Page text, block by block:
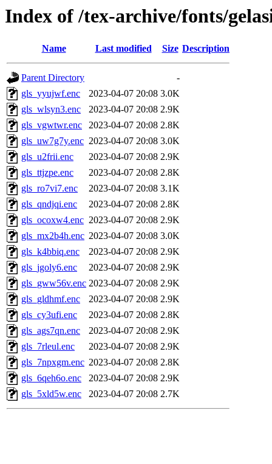
Index of /tex-archive/fonts/
Name Last modified Size Description
Parent Directory
-
gls_yyujwf.enc
2023-04-07 20:08 3.0K
gls_wlsyn3.enc
2023-04-07 20:08 2.9K
gls_vgwtwr.enc
2023-04-07 20:08 2.8K
gls_uw7g7y.enc 2023-04-07 20:08 3.0K
gls_u2frii.enc
2023-04-07 20:08 2.9K
gls_ttjzpe.enc
2023-04-07 20:08 2.8K
gls_ro7vi7.enc
2023-04-07 20:08 3.1K
gls_qndjqi.enc
2023-04-07 20:08 2.8K
gls_ocoxw4.enc 2023-04-07 20:08 2.9K
gls_mx2b4h.enc 2023-04-07 20:08 3.0K
gls_k4bbiq.enc
2023-04-07 20:08 2.9K
gls_jgoly6.enc
2023-04-07 20:08 2.9K
gls_gww56v.enc 2023-04-07 20:08 2.9K
gls_gldhmf.enc
2023-04-07 20:08 2.9K
gls_cy3ufi.enc
2023-04-07 20:08 2.8K
gls_ags7qn.enc
2023-04-07 20:08 2.9K
gls_7rleul.enc
2023-04-07 20:08 2.9K
gls_7npxgm.enc 2023-04-07 20:08 2.8K
gls_6qeh6o.enc
2023-04-07 20:08 2.9K
gls_5xld5w.enc
2023-04-07 20:08 2.7K